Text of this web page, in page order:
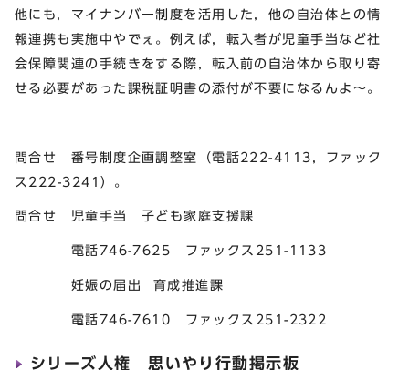
他にも，マイナンバー制度を活用した，他の自治体との情
報連携も実施中やでぇ。例えば，転入者が児童手当など社
会保障関連の手続きをする際，転入前の自治体から取り寄
せる必要があった課税証明書の添付が不要になるんよ～。
問合せ 番号制度企画調整室（電話222-4113，ファック
ス222-3241）。
問合せ 児童手当 子ども家庭支援課
電話746-7625 ファックス251-1133
妊娠の届出 育成推進課
電話746-7610 ファックス251-2322
シリーズ人権 思いやり行動掲示板